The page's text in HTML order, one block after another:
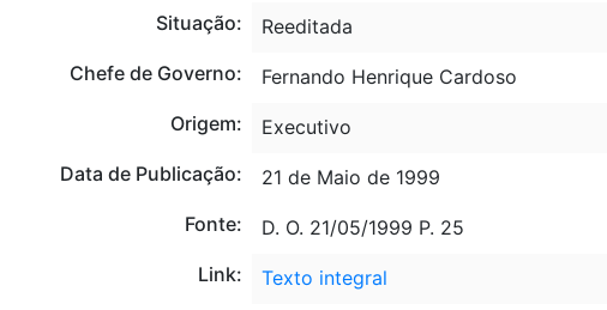
Situação:
Reeditada
Chefe de Governo:
Fernando Henrique Cardoso
Origem:
Executivo
Data de Publicação:
21 de Maio de 1999
Fonte:
D. O. 21/05/1999 P. 25
Link:
Texto integral